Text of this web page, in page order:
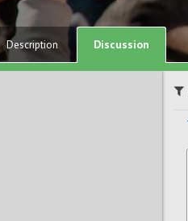
Description Discussion